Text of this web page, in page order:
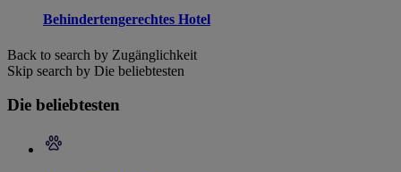
Behindertengerechtes Hotel
Back to search by Zugänglichkeit
Skip search by Die beliebtesten
Die beliebtesten